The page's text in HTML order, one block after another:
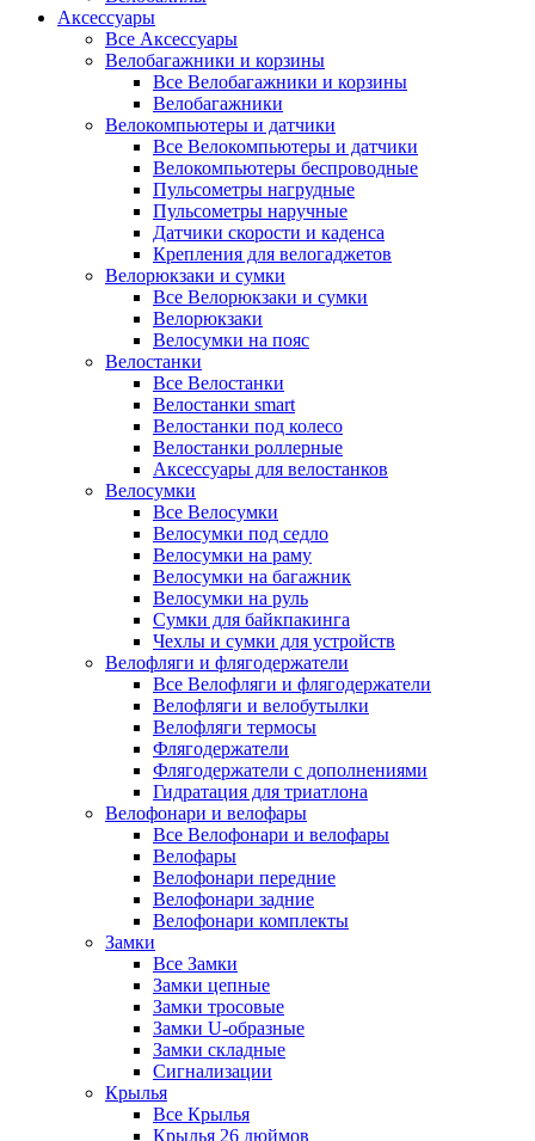
Аксессуары
Все Аксессуары
Велобагажники и корзины
Все Велобагажники и корзины
Велобагажники
Велокомпьютеры и датчики
Все Велокомпьютеры и датчики
Велокомпьютеры беспроводные
Пульсометры нагрудные
Пульсометры наручные
Датчики скорости и каденса
Крепления для велогаджетов
Велорюкзаки и сумки
Все Велорюкзаки и сумки
Велорюкзаки
Велосумки на пояс
Велостанки
Все Велостанки
Велостанки smart
Велостанки под колесо
Велостанки роллерные
Аксессуары для велостанков
Велосумки
Все Велосумки
Велосумки под седло
Велосумки на раму
Велосумки на багажник
Велосумки на руль
Сумки для байкпакинга
Чехлы и сумки для устройств
Велофляги и флягодержатели
Все Велофляги и флягодержатели
Велофляги и велобутылки
Велофляги термосы
Флягодержатели
Флягодержатели с дополнениями
Гидратация для триатлона
Велофонари и велофары
Все Велофонари и велофары
Велофары
Велофонари передние
Велофонари задние
Велофонари комплекты
Замки
Все Замки
Замки цепные
Замки тросовые
Замки U-образные
Замки складные
Сигнализации
Крылья
Все Крылья
Крылья 26 дюймов